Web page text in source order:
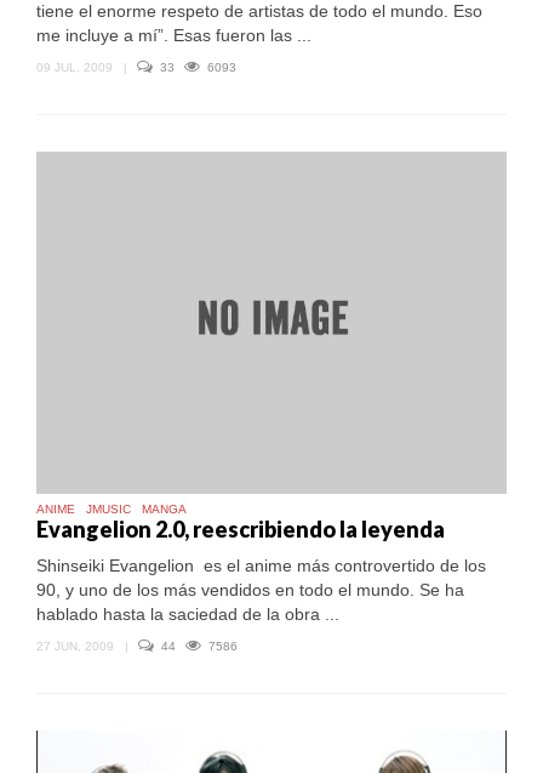
tiene el enorme respeto de artistas de todo el mundo. Eso
me incluye a mí”. Esas fueron las ...
09 JUL, 2009 | 33 6093
ANIME JMUSIC MANGA
Evangelion 2.0, reescribiendo la leyenda
Shinseiki Evangelion es el anime más controvertido de los
90, y uno de los más vendidos en todo el mundo. Se ha
hablado hasta la saciedad de la obra ...
27 JUN, 2009 | 44 7586